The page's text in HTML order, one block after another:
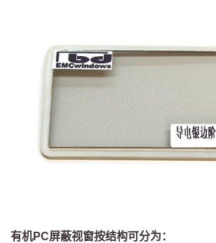
有机PC屏蔽视窗按结构可分为：